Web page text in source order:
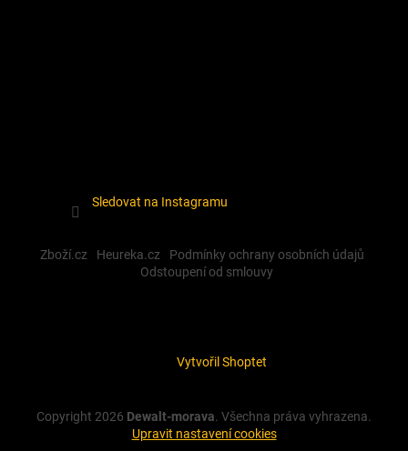
Sledovat na Instagramu
Zboží.cz Heureka.cz
Podmínky ochrany osobních údajů
Odstoupení od smlouvy
Vytvořil Shoptet
Copyright 2026 Dewalt-morava. Všechna práva vyhrazena.
Upravit nastavení cookies